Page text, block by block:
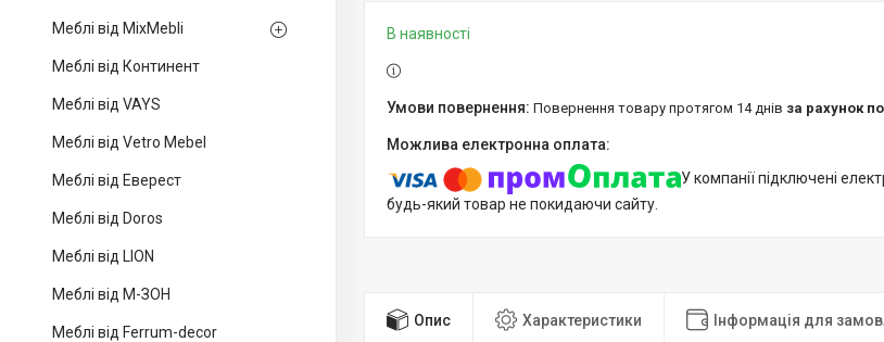
Меблі від MixMebli
Меблі від Континент
Меблі від VAYS
Меблі від Vetro Mebel
Меблі від Еверест
Меблі від Doros
Меблі від LION
Меблі від М-ЗОН
Меблі від Ferrum-decor
В наявності
повернення товару протягом 14 днів за рахунок
У компанії підключені
будь-який товар не покидаючи сайту.
Опис Характеристики Інформація для